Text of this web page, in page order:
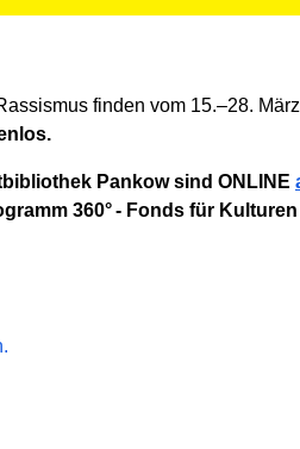
finden vom 15.–28.
Pankow sind ONLINE
360° - Fonds für